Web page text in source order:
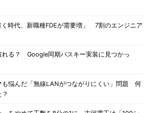
く時代、新職種FDEが需要増」 7割のエンジニア
れる？ Google同期パスキー実装に見つかっ
も悩んだ「無線LANがつながりにくい」問題 何